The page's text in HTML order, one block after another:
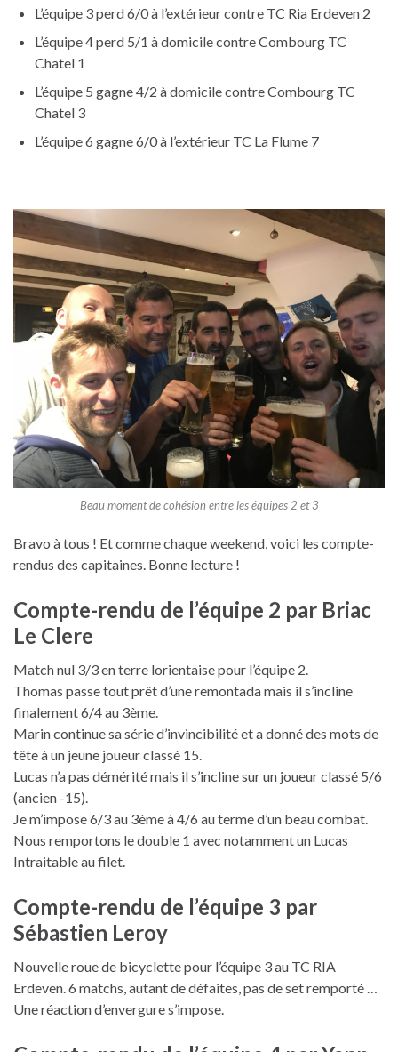
L’équipe 3 perd 6/0 à l’extérieur contre TC Ria Erdeven 2
L’équipe 4 perd 5/1 à domicile contre Combourg TC
Chatel 1
L’équipe 5 gagne 4/2 à domicile contre Combourg TC
Chatel 3
L’équipe 6 gagne 6/0 à l’extérieur TC La Flume 7
Beau moment de cohésion entre les équipes 2 et 3
Bravo à tous ! Et comme chaque weekend, voici les compte-
rendus des capitaines. Bonne lecture !
Compte-rendu de l’équipe 2 par Briac
Le Clere
Match nul 3/3 en terre lorientaise pour l’équipe 2.
Thomas passe tout prêt d’une remontada mais il s’incline
finalement 6/4 au 3ème.
Marin continue sa série d’invincibilité et a donné des mots de
tête à un jeune joueur classé 15.
Lucas n’a pas démérité mais il s’incline sur un joueur classé 5/6
(ancien -15).
Je m’impose 6/3 au 3ème à 4/6 au terme d’un beau combat.
Nous remportons le double 1 avec notamment un Lucas
Intraitable au filet.
Compte-rendu de l’équipe 3 par
Sébastien Leroy
Nouvelle roue de bicyclette pour l’équipe 3 au TC RIA
Erdeven. 6 matchs, autant de défaites, pas de set remporté …
Une réaction d’envergure s’impose.